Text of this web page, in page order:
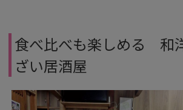
食べ比べも楽しめる 和
ざい居酒屋